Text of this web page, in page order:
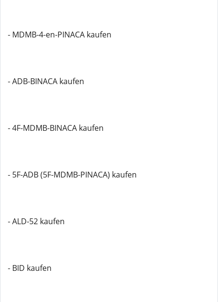
- MDMB-4-en-PINACA kaufen
- ADB-BINACA kaufen
- 4F-MDMB-BINACA kaufen
- 5F-ADB (5F-MDMB-PINACA) kaufen
- ALD-52 kaufen
- BID kaufen